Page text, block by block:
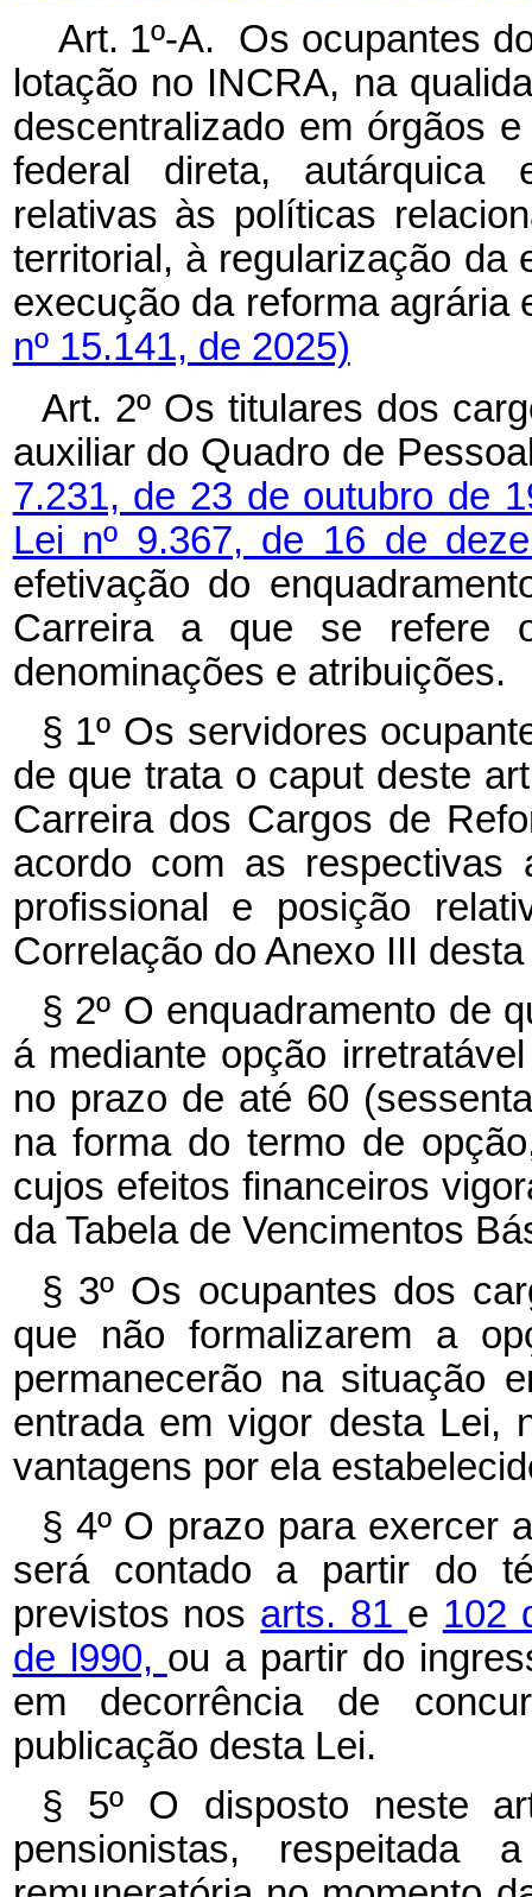
Art. 1º-A. Os ocupantes
lotação no INCRA, na
descentralizado em órgãos
federal direta, autárquica
relativas às políticas
territorial, à regularização da
execução da reforma
nº 15.141, de 2025)
Art. 2º Os titulares dos
auxiliar do Quadro de
7.231, de 23 de outubro de
Lei nº 9.367, de 16 de
efetivação do
Carreira a que se refere
denominações e atribuições.
§ 1º Os servidores
de que trata o caput deste
Carreira dos Cargos de
acordo com as respectivas
profissional e posição
Correlação do Anexo III
§ 2º O enquadramento de
á mediante opção
no prazo de até 60
na forma do termo de
cujos efeitos financeiros
da Tabela de Vencimentos
§ 3º Os ocupantes dos
que não formalizarem a
permanecerão na situação
entrada em vigor desta Lei,
vantagens por ela
§ 4º O prazo para exercer
será contado a partir do
previstos nos arts. 81 e 102
de l990, ou a partir do
em decorrência de
publicação desta Lei.
§ 5º O disposto neste
pensionistas, respeitada